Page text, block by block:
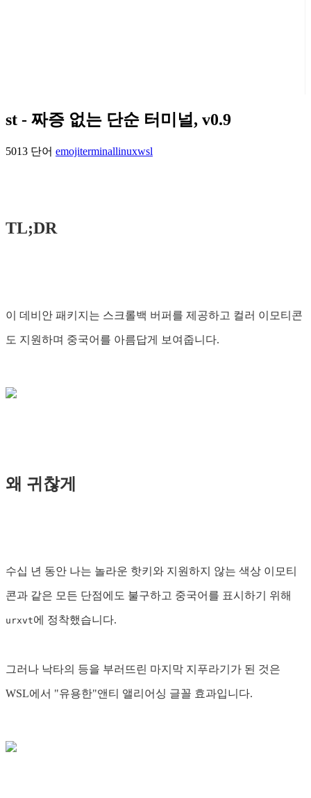
st - 짜증 없는 단순 터미널, v0.9
5013 단어 emojiterminallinuxwsl
TL;DR
이 데비안 패키지는 스크롤백 버퍼를 제공하고 컬러 이모티콘
도 지원하며 중국어를 아름답게 보여줍니다.
왜 귀찮게
수십 년 동안 나는 놀라운 핫키와 지원하지 않는 색상 이모티
콘과 같은 모든 단점에도 불구하고 중국어를 표시하기 위해
urxvt에 정착했습니다.
그러나 낙타의 등을 부러뜨린 마지막 지푸라기가 된 것은
WSL에서 "유용한"앤티 앨리어싱 글꼴 효과입니다.